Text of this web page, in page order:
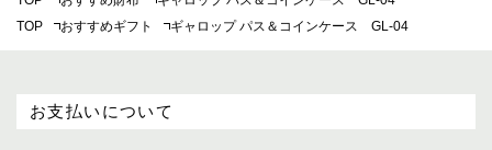
TOP
おすすめギフト ギャロップ パス＆コインケース GL-04
お支払いについて